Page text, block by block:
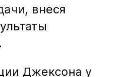
внеся
Джексона у